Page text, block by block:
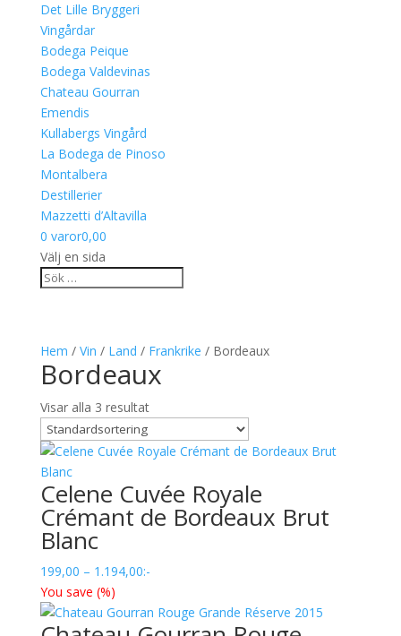
Det Lille Bryggeri
Vingårdar
Bodega Peique
Bodega Valdevinas
Chateau Gourran
Emendis
Kullabergs Vingård
La Bodega de Pinoso
Montalbera
Destillerier
Mazzetti d’Altavilla
0 varor0,00
Välj en sida
Hem / Vin / Land / Frankrike / Bordeaux
Bordeaux
Visar alla 3 resultat
Celene Cuvée Royale
Crémant de Bordeaux Brut
Blanc
199,00 – 1.194,00Prisintervall:
till
1.194,00
:-
You save (%)